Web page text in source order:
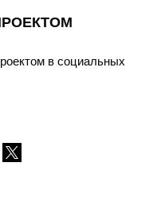
в социальных